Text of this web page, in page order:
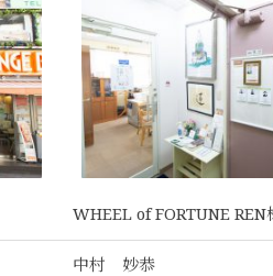
WHEEL of FORTUNE REN
中村 妙恭